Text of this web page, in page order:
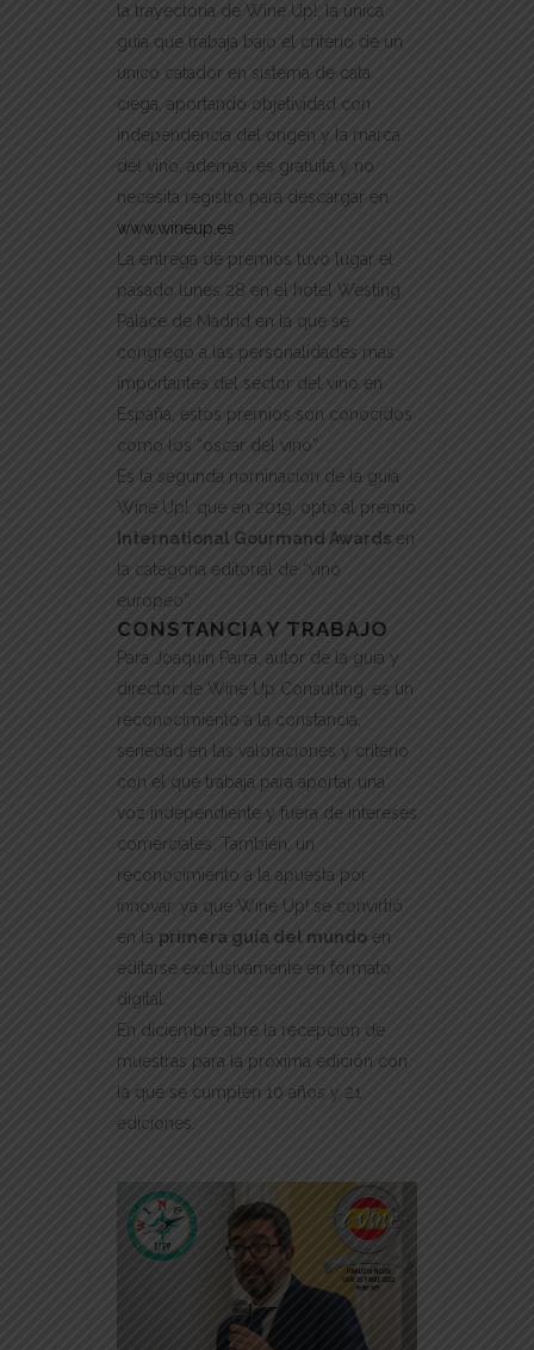
la trayectoria de Wine Up!, la única
guía que trabaja bajo el criterio de un
único catador en sistema de cata
ciega, aportando objetividad con
independencia del origen y la marca
del vino, además, es gratuíta y no
necesita registro para descargar en
www.wineup.es
La entrega de premios tuvo lugar el
pasado lunes 28 en el hotel Westing
Palace de Madrid en la que se
congregó a las personalidades más
importantes del sector del vino en
España, estos premios son conocidos
como los “oscar del vino”.
Es la segunda nominación de la guía
Wine Up!, que en 2019, optó al premio
International Gourmand Awards en
la categoría editorial de “vino
europeo”.
CONSTANCIA Y TRABAJO
Para Joaquín Parra, autor de la guía y
director de Wine Up Consulting, es un
reconocimiento a la constancia,
seriedad en las valoraciones y criterio
con el que trabaja para aportar una
voz independiente y fuera de intereses
comerciales. También, un
reconocimiento a la apuesta por
innovar, ya que Wine Up! se convirtió
en la primera guía del mundo en
editarse exclusivamente en formato
digital.
En diciembre abre la recepción de
muestras para la próxima edición con
la que se cumplen 10 años y 21
ediciones.